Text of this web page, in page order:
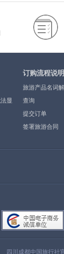
显
？
订购流程说明
旅游产品名词
查询
提交订单
签署旅游合同
四川成都中国旅行社